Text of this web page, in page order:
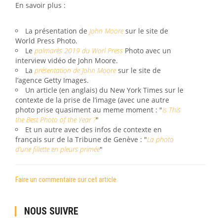
En savoir plus :
La présentation de John Moore sur le site de
World Press Photo.
Le palmarès 2019 du Worl Press Photo avec un
interview vidéo de John Moore.
La présentation de John Moore sur le site de
l’agence Getty Images.
Un article (en anglais) du New York Times sur le
contexte de la prise de l’image (avec une autre
photo prise quasiment au meme moment : "Is This
the Best Photo of the Year ?"
Et un autre avec des infos de contexte en
français sur de la Tribune de Genève : "La photo
d’une fillette en pleurs primée"
Faire un commentaire sur cet article
NOUS SUIVRE